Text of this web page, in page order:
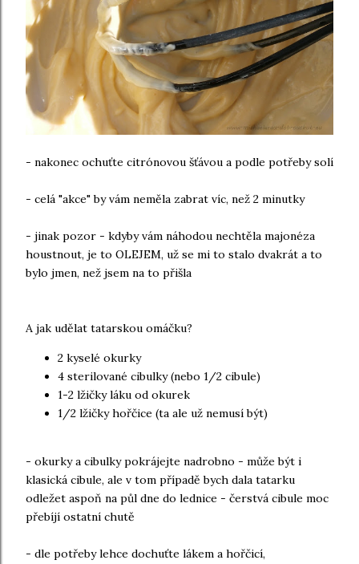
- nakonec ochuťte citrónovou šťávou a podle potřeby solí
- celá "akce" by vám neměla zabrat víc, než 2 minutky
- jinak pozor - kdyby vám náhodou nechtěla majonéza
houstnout, je to OLEJEM, už se mi to stalo dvakrát a to
bylo jmen, než jsem na to přišla
A jak udělat tatarskou omáčku?
2 kyselé okurky
4 sterilované cibulky (nebo 1/2 cibule)
1-2 lžičky láku od okurek
1/2 lžičky hořčice (ta ale už nemusí být)
- okurky a cibulky pokrájejte nadrobno - může být i
klasická cibule, ale v tom případě bych dala tatarku
odležet aspoň na půl dne do lednice - čerstvá cibule moc
přebíjí ostatní chutě
- dle potřeby lehce dochuťte lákem a hořčicí,